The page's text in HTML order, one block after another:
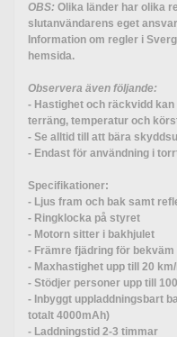
OBS: Olika länder har olika
slutanvändarens eget
Information om regler i
hemsida.
Observera även följande:
- Hastighet och räckvidd
terräng, temperatur och
- Se alltid till att bära
- Endast för användning i
Specifikationer:
- Ljus fram och bak samt
- Ringklocka på styret
- Motorn sitter i bakhjulet
- Främre fjädring för bekväm
- Maxhastighet upp till 20
- Stödjer personer upp till
- Inbyggt uppladdningsbart
totalt 4000mAh)
- Laddningstid 2-3 timmar